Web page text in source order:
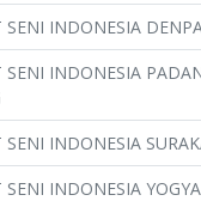
SENI INDONESIA
SENI INDONESIA
INDONESIA
INDONESIA